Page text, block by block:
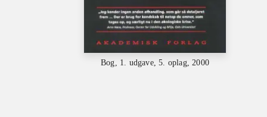
Bog, 1. udgave, 5. oplag, 2000